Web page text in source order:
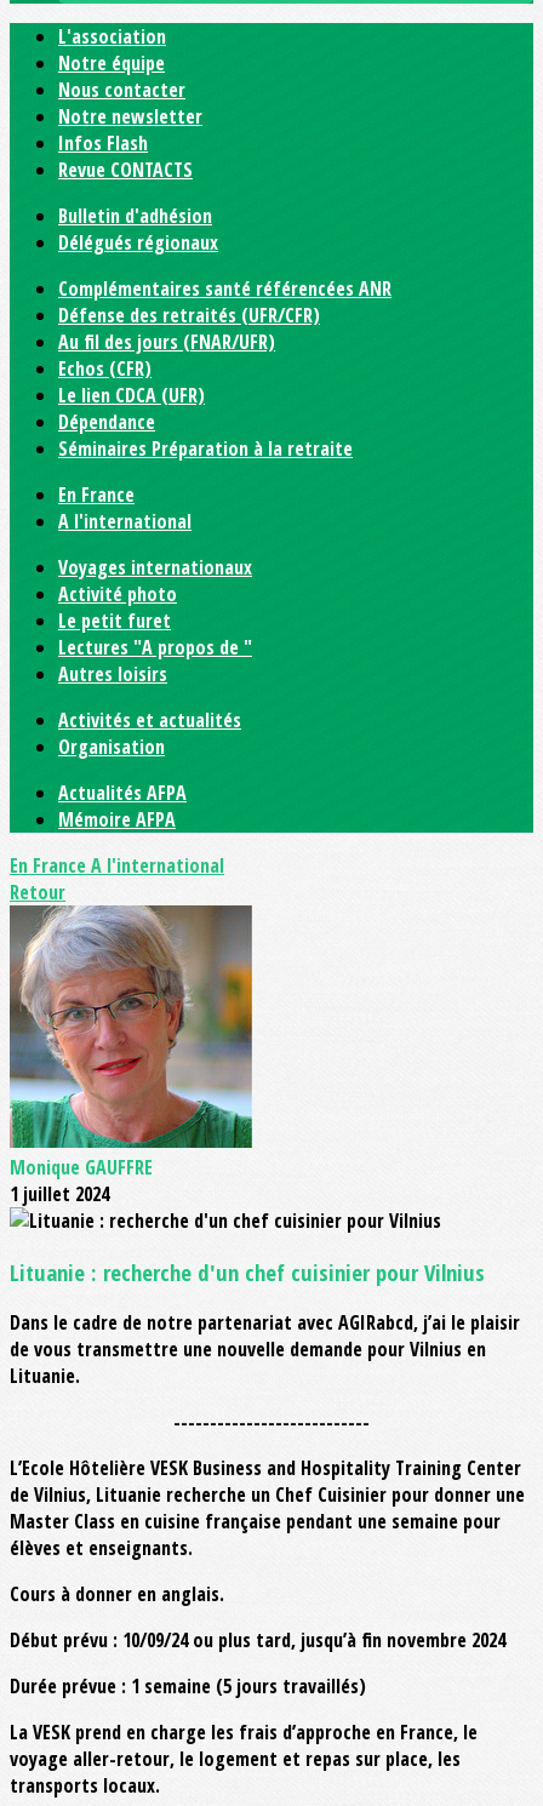
L'association
Notre équipe
Nous contacter
Notre newsletter
Infos Flash
Revue CONTACTS
Bulletin d'adhésion
Délégués régionaux
Complémentaires santé référencées ANR
Défense des retraités (UFR/CFR)
Au fil des jours (FNAR/UFR)
Echos (CFR)
Le lien CDCA (UFR)
Dépendance
Séminaires Préparation à la retraite
En France
A l'international
Voyages internationaux
Activité photo
Le petit furet
Lectures "A propos de "
Autres loisirs
Activités et actualités
Organisation
Actualités AFPA
Mémoire AFPA
En FranceA l'international
Retour
Monique GAUFFRE
1 juillet 2024
Lituanie : recherche d'un chef cuisinier pour Vilnius
Dans le cadre de notre partenariat avec AGIRabcd, j’ai le plaisir
de vous transmettre une nouvelle demande pour Vilnius en
Lituanie.
---------------------------
L’Ecole Hôtelière VESK Business and Hospitality Training Center
de Vilnius, Lituanie recherche un Chef Cuisinier pour donner une
Master Class en cuisine française pendant une semaine pour
élèves et enseignants.
Cours à donner en anglais.
Début prévu : 10/09/24 ou plus tard, jusqu’à fin novembre 2024
Durée prévue : 1 semaine (5 jours travaillés)
La VESK prend en charge les frais d’approche en France, le
voyage aller-retour, le logement et repas sur place, les
transports locaux.